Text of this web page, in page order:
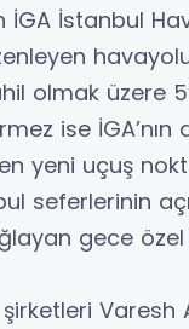
İGA İstanbul
havayolu
olmak üzere
ise
yeni uçuş
seferlerinin
gece
Varesh